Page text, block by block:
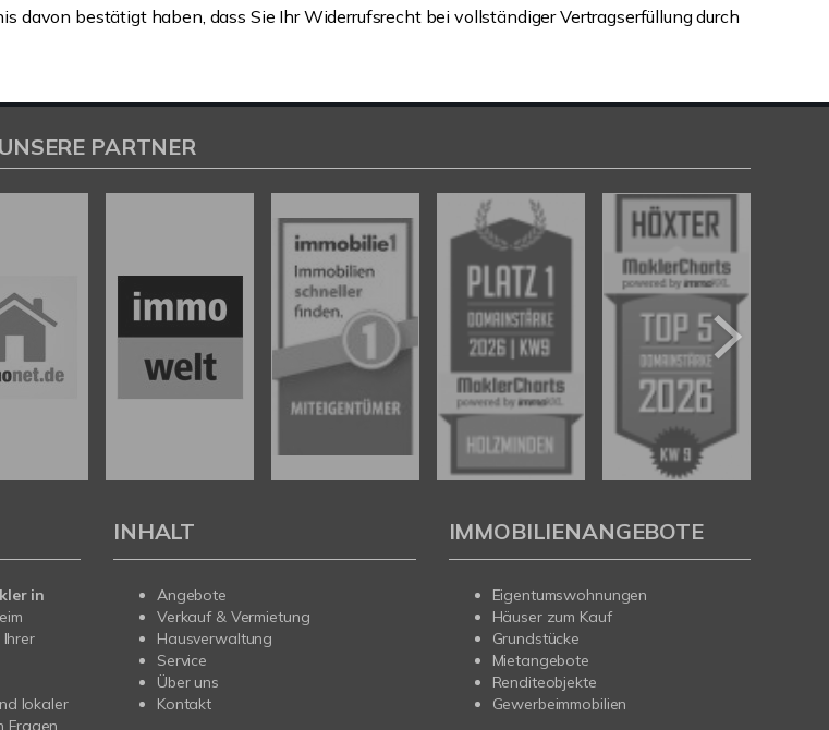
davon bestätigt haben, dass Sie Ihr Widerrufsrecht bei vollständiger Vertragserfüllung durch
UNSERE PARTNER
in
lokaler
Fragen
INHALT
Angebote
Verkauf & Vermietung
Hausverwaltung
Service
Über uns
Kontakt
IMMOBILIENANGEBOTE
Eigentumswohnungen
Häuser zum Kauf
Grundstücke
Mietangebote
Renditeobjekte
Gewerbeimmobilien